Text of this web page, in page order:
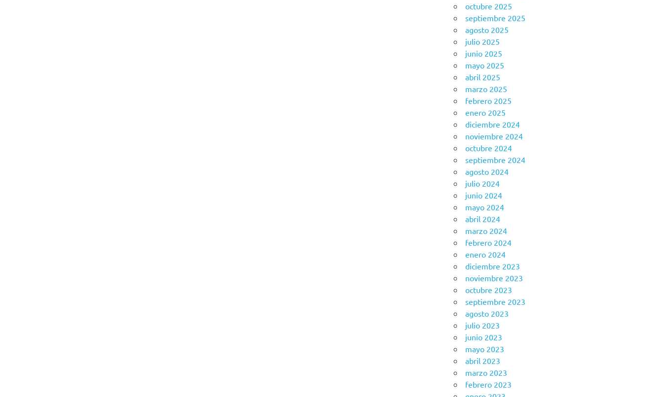
octubre 2025
septiembre 2025
agosto 2025
julio 2025
junio 2025
mayo 2025
abril 2025
marzo 2025
febrero 2025
enero 2025
diciembre 2024
noviembre 2024
octubre 2024
septiembre 2024
agosto 2024
julio 2024
junio 2024
mayo 2024
abril 2024
marzo 2024
febrero 2024
enero 2024
diciembre 2023
noviembre 2023
octubre 2023
septiembre 2023
agosto 2023
julio 2023
junio 2023
mayo 2023
abril 2023
marzo 2023
febrero 2023